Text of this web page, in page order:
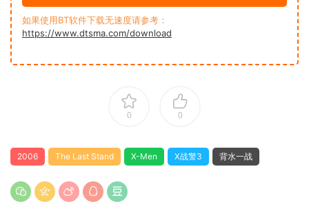
如果使用BT软件下载无速度请参考：
https://www.dtsma.com/download
0 0
2006 The Last Stand X-Men X战警3 背水一战